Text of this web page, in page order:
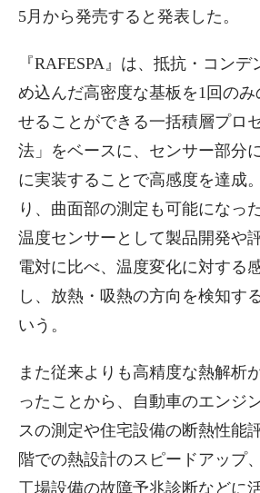
5月から発売すると発表した。
『RAFESPA』は、抵抗・コン
め込んだ高密度な基板を1回のみ
せることができる一括積層プロ
法」をベースに、センサー部分
に実装することで高感度を達成
り、曲面部の測定も可能になっ
温度センサーとして製品開発や
電対に比べ、温度変化に対する
し、放熱・吸熱の方向を検知す
いう。
また従来よりも高精度な熱解析
ったことから、自動車のエンジ
スの測定や住宅設備の断熱性能
階での熱設計のスピードアップ
工場設備の故障予兆診断などに